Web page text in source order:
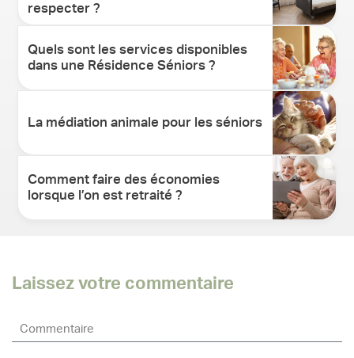
respecter ?
Quels sont les services disponibles
dans une Résidence Séniors ?
La médiation animale pour les séniors
Comment faire des économies
lorsque l’on est retraité ?
Laissez votre commentaire